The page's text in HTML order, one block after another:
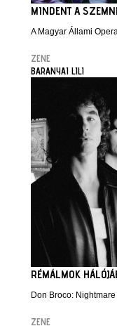
MINDENT A
A Magyar Állami
ZENE
BARANYAI LILI
RÉMÁLMOK
Don Broco:
ZENE